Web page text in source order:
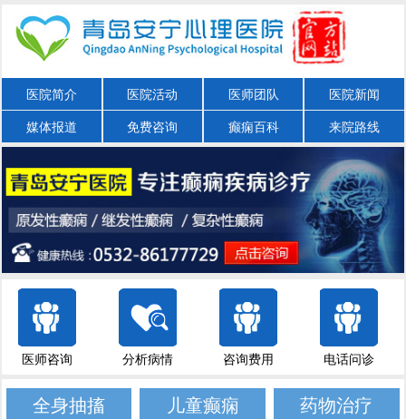
医院简介 医院活动 医师团队 医院新闻
媒体报道 免费咨询 癫痫百科 来院路线
医师咨询 分析病情 咨询费用 电话问诊
全身抽搐 儿童癫痫 药物治疗